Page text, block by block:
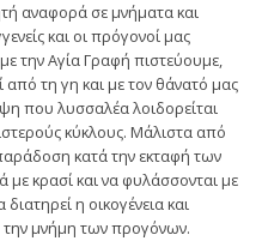
αναφορά σε μνήματα και
και οι πρόγονοί μας
την Αγία Γραφή πιστεύουμε,
από τη γη και με τον θάνατό μας
που λυσσαλέα λοιδορείται
κύκλους. Μάλιστα από
κατά την εκταφή των
με κρασί και να φυλάσσονται με
η οικογένεια και
την μνήμη των προγόνων.